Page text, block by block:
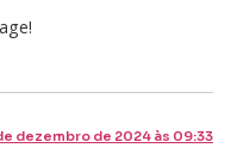
dezembro de 2024 às 09:33